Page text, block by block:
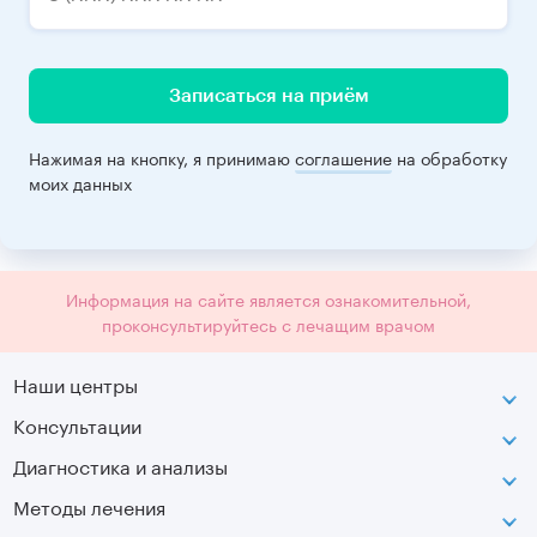
Записаться на приём
Нажимая на кнопку, я принимаюсоглашение на обработку
моих данных
Информация на сайте является ознакомительной,
проконсультируйтесь с лечащим врачом
Наши центры
Петроградская
Лаборатория движения
Московская
Консультации
Диагностика и анализы
МРТ
Методы лечения